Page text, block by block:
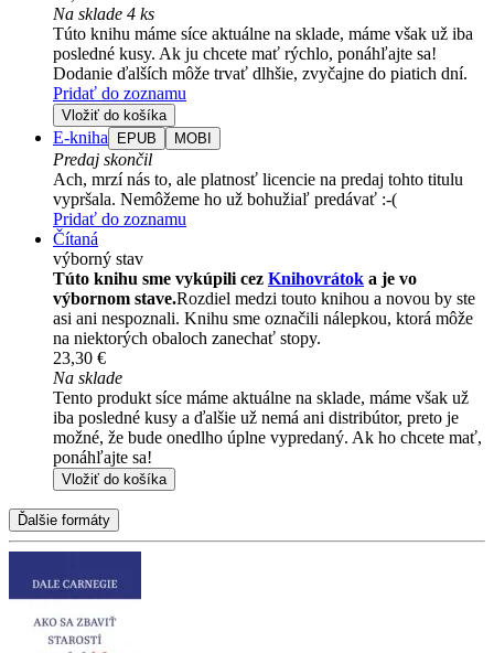
Na sklade 4 ks
Túto knihu máme síce aktuálne na sklade, máme však už iba
posledné kusy. Ak ju chcete mať rýchlo, ponáhľajte sa!
Dodanie ďalších môže trvať dlhšie, zvyčajne do piatich dní.
Pridať do zoznamu
Vložiť do košíka
E-kniha EPUB MOBI
Predaj skončil
Ach, mrzí nás to, ale platnosť licencie na predaj tohto titulu
vypršala. Nemôžeme ho už bohužiaľ predávať :-(
Pridať do zoznamu
Čítaná
výborný stav
Túto knihu sme vykúpili cez Knihovrátok a je vo
výbornom stave.Rozdiel medzi touto knihou a novou by ste
asi ani nespoznali. Knihu sme označili nálepkou, ktorá môže
na niektorých obaloch zanechať stopy.
23,30 €
Na sklade
Tento produkt síce máme aktuálne na sklade, máme však už
iba posledné kusy a ďalšie už nemá ani distribútor, preto je
možné, že bude onedlho úplne vypredaný. Ak ho chcete mať,
ponáhľajte sa!
Vložiť do košíka
Ďalšie formáty